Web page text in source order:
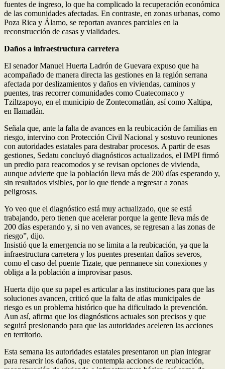
fuentes de ingreso, lo que ha complicado la recuperación económica
de las comunidades afectadas. En contraste, en zonas urbanas, como
Poza Rica y Álamo, se reportan avances parciales en la
reconstrucción de casas y vialidades.
Daños a infraestructura carretera
El senador Manuel Huerta Ladrón de Guevara expuso que ha
acompañado de manera directa las gestiones en la región serrana
afectada por deslizamientos y daños en viviendas, caminos y
puentes, tras recorrer comunidades como Cuatecomaco y
Tziltzapoyo, en el municipio de Zontecomatlán, así como Xaltipa,
en Ilamatlán.
Señala que, ante la falta de avances en la reubicación de familias en
riesgo, intervino con Protección Civil Nacional y sostuvo reuniones
con autoridades estatales para destrabar procesos. A partir de esas
gestiones, Sedatu concluyó diagnósticos actualizados, el IMPI firmó
un predio para reacomodos y se revisan opciones de vivienda,
aunque advierte que la población lleva más de 200 días esperando y,
sin resultados visibles, por lo que tiende a regresar a zonas
peligrosas.
Yo veo que el diagnóstico está muy actualizado, que se está
trabajando, pero tienen que acelerar porque la gente lleva más de
200 días esperando y, si no ven avances, se regresan a las zonas de
riesgo”, dijo.
Insistió que la emergencia no se limita a la reubicación, ya que la
infraestructura carretera y los puentes presentan daños severos,
como el caso del puente Tizate, que permanece sin conexiones y
obliga a la población a improvisar pasos.
Huerta dijo que su papel es articular a las instituciones para que las
soluciones avancen, criticó que la falta de atlas municipales de
riesgo es un problema histórico que ha dificultado la prevención.
Aun así, afirma que los diagnósticos actuales son precisos y que
seguirá presionando para que las autoridades aceleren las acciones
en territorio.
Esta semana las autoridades estatales presentaron un plan integrar
para resarcir los daños, que contempla acciones de reubicación,